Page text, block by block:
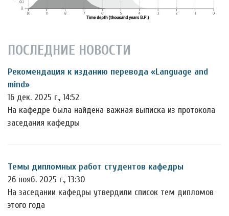
ПОСЛЕДНИЕ НОВОСТИ
Рекомендация к изданию перевода «Language and
mind»
16 дек. 2025 г., 14:52
На кафедре была найдена важная выписка из протокола
заседания кафедры
Темы дипломных работ студентов кафедры
26 нояб. 2025 г., 13:30
На заседании кафедры утвердили список тем дипломов
этого года